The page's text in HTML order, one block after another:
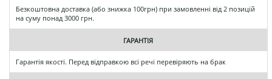
Безкоштовна доставка (або знижка 100грн) при замовленні від 2 позицій
на суму понад 3000 грн.
ГАРАНТІЯ
Гарантія якості. Перед відправкою всі речі перевіряють на брак